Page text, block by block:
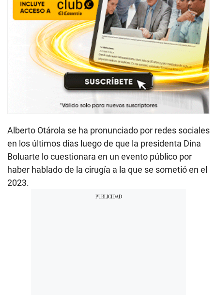
Alberto Otárola se ha pronunciado por redes sociales
en los últimos días luego de que la presidenta Dina
Boluarte lo cuestionara en un evento público por
haber hablado de la cirugía a la que se sometió en el
2023.